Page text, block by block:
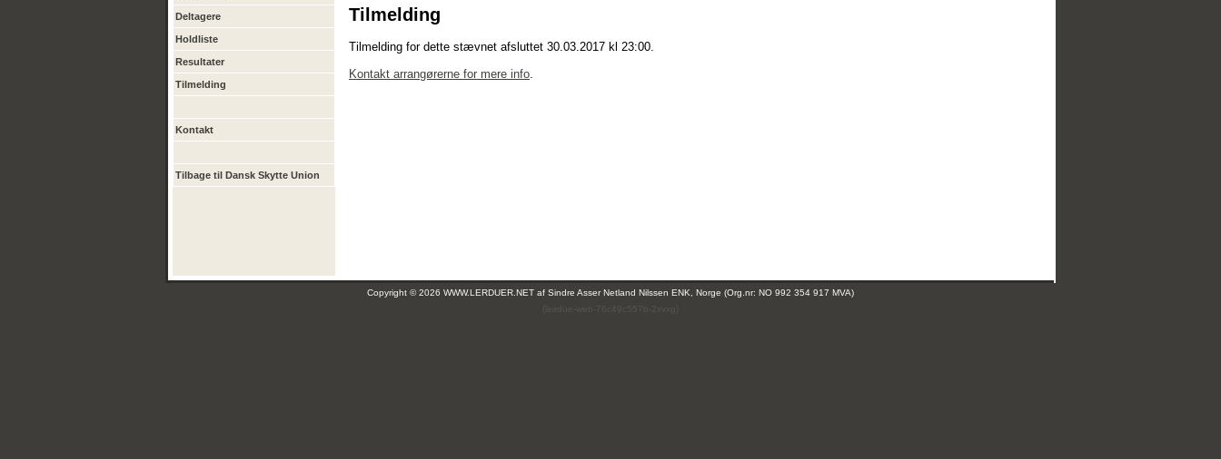
Deltagere
Holdliste
Resultater
Tilmelding
Kontakt
Tilbage til Dansk Skytte Union
Tilmelding
Tilmelding for dette stævnet afsluttet 30.03.2017 kl 23:00.
Kontakt arrangørerne for mere info.
Copyright © 2026 WWW.LERDUER.NET af Sindre Asser Netland Nilssen ENK, Norge (Org.nr: NO 992 354 917 MVA)
(leirdue-web-76c49c557b-2xvxg)